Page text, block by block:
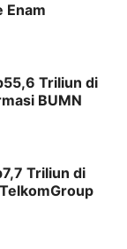
Enam
Triliun di
BUMN
Triliun di